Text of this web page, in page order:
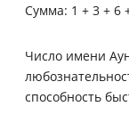
Сумма: 1 + 3 + 6
Число имени
способность